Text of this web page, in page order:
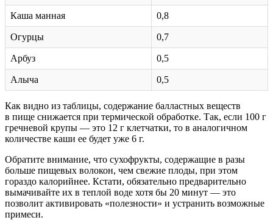
Каша манная 0,8
Огурцы 0,7
Арбуз 0,5
Алыча 0,5
Как видно из таблицы, содержание балластных веществ
в пище снижается при термической обработке. Так, если 100 г
гречневой крупы — это 12 г клетчатки, то в аналогичном
количестве каши ее будет уже 6 г.
Обратите внимание, что сухофрукты, содержащие в разы
больше пищевых волокон, чем свежие плоды, при этом
гораздо калорийнее. Кстати, обязательно предварительно
вымачивайте их в теплой воде хотя бы 20 минут — это
позволит активировать «полезности» и устранить возможные
примеси.